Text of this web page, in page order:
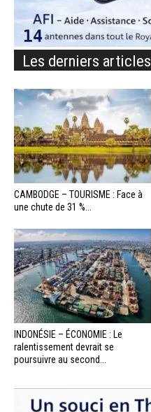
Les derniers articles
CAMBODGE – TOURISME : Face à
une chute de 31 %...
INDONÉSIE – ÉCONOMIE : Le
ralentissement devrait se
poursuivre au second...